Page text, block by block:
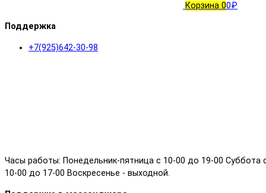
Корзина 00₽
Поддержка
+7(925)642-30-98
Часы работы: Понедельник-пятница с 10-00 до 19-00 Суббота
10-00 до 17-00 Воскресенье - выходной.